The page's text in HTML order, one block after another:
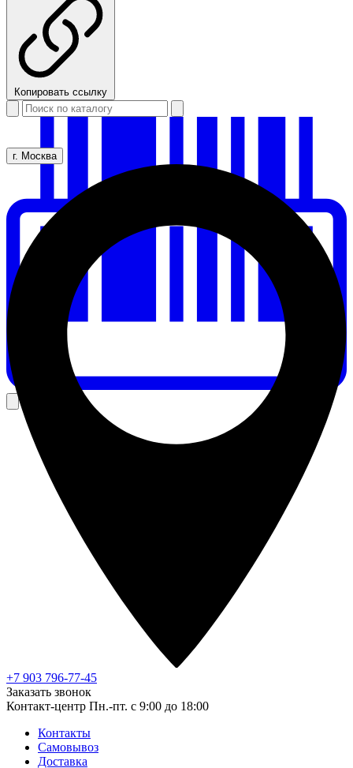
Копировать ссылку
+7 903 796-77-45
Заказать звонок
Контакт-центр Пн.-пт. с 9:00 до 18:00
Контакты
Самовывоз
Доставка